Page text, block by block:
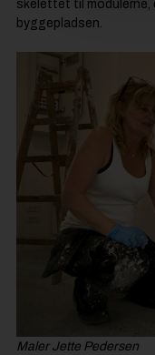
skelettet til modulerne,
byggepladsen.
Maler Jette Pedersen